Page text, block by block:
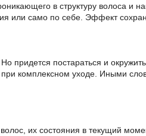
в структуру волоса и
или само по себе. Эффект
придется постараться и
при комплексном уходе. Иными
их состояния в текущий